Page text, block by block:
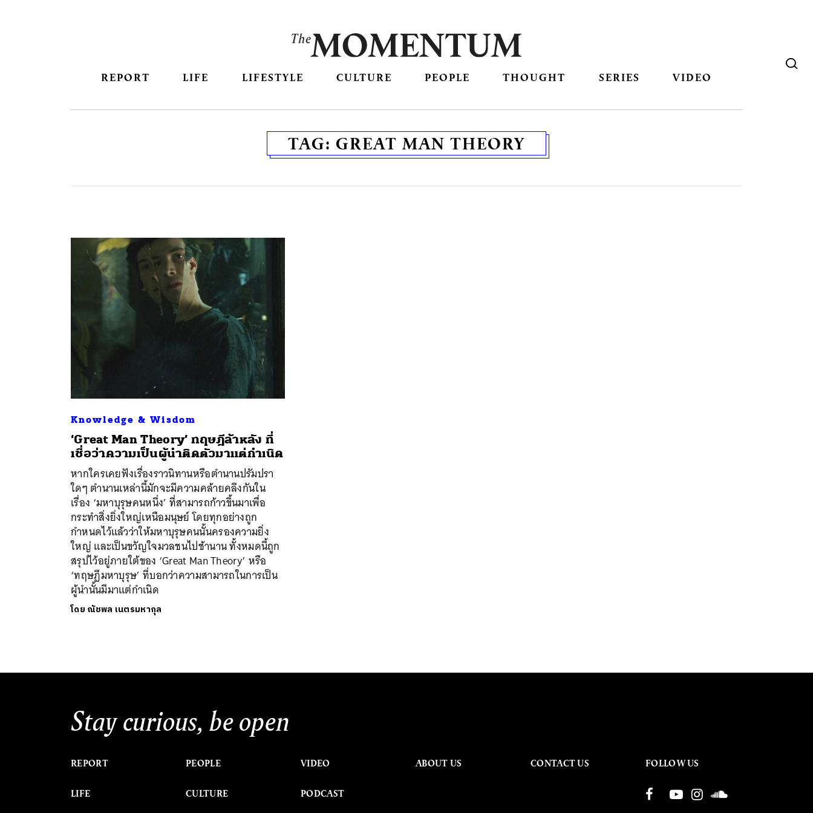
REPORT LIFE LIFESTYLE CULTURE PEOPLE THOUGHT SERIES VIDEO
TAG: GREAT MAN THEORY
Knowledge & Wisdom
‘Great Man Theory’ ทฤษฎีล้าหลัง ที่
เชื่อว่าความเป็นผู้นำติดตัวมาแต่กำเนิด
หากใครเคยฟังเรื่องราวนิทานหรือตำนานปรัมปรา
ใดๆ ตำนานเหล่านี้มักจะมีความคล้ายคลึงกันใน
เรื่อง ‘มหาบุรุษคนหนึ่ง’ ที่สามารถก้าวขึ้นมาเพื่อ
กระทำสิ่งยิ่งใหญ่เหนือมนุษย์ โดยทุกอย่างถูก
กำหนดไว้แล้วว่าให้มหาบุรุษคนนั้นครองความยิ่ง
ใหญ่ และเป็นขวัญใจมวลชนไปช้านาน ทั้งหมดนี้ถูก
สรุปไว้อยู่ภายใต้ของ ‘Great Man Theory’ หรือ
‘ทฤษฏีมหาบุรุษ’ ที่บอกว่าความสามารถในการเป็น
ผู้นำนั้นมีมาแต่กำเนิด
โดย ณัชพล เนตรมหากุล
Stay curious, be open
REPORT
LIFE
PEOPLE
CULTURE
VIDEO
PODCAST
ABOUT US CONTACT US FOLLOW US
ค้นหา